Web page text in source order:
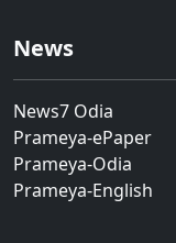
News
News7 Odia
Prameya-ePaper
Prameya-Odia
Prameya-English